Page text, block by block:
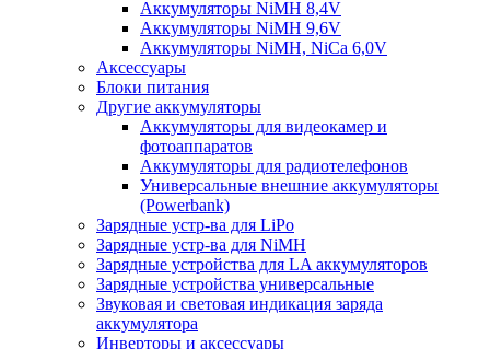
Аккумуляторы NiMH 8,4V
Аккумуляторы NiMH 9,6V
Аккумуляторы NiMH, NiCa 6,0V
Аксессуары
Блоки питания
Другие аккумуляторы
Аккумуляторы для видеокамер и
фотоаппаратов
Аккумуляторы для радиотелефонов
Универсальные внешние аккумуляторы
(Powerbank)
Зарядные устр-ва для LiPo
Зарядные устр-ва для NiMH
Зарядные устройства для LA аккумуляторов
Зарядные устройства универсальные
Звуковая и световая индикация заряда
аккумулятора
Инверторы и аксессуары